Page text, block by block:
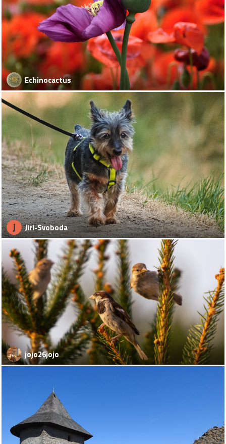
Echinocactus
J Jiri-Svoboda
jojo26jojo